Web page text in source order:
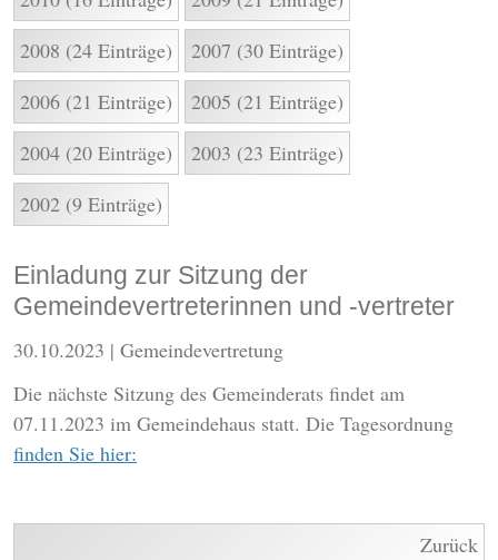
2008 (24 Einträge)
2007 (30 Einträge)
2006 (21 Einträge)
2005 (21 Einträge)
2004 (20 Einträge)
2003 (23 Einträge)
2002 (9 Einträge)
Einladung zur Sitzung der
Gemeindevertreterinnen und -vertreter
30.10.2023 | Gemeindevertretung
Die nächste Sitzung des Gemeinderats findet am
07.11.2023 im Gemeindehaus statt. Die Tagesordnung
finden Sie hier:
Zurück